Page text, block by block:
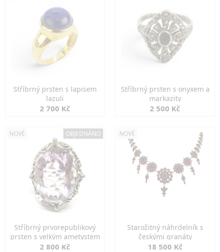
Stříbrný prsten s lapisem
lazuli
2 700 Kč
Stříbrný prsten s onyxem a
markazity
2 500 Kč
NOVÉ OBJEDNÁNO
Stříbrný prvorepublikový
prsten s velkým ametystem
2 800 Kč
NOVÉ
Starožitný náhrdelník s
českými granáty
18 500 Kč